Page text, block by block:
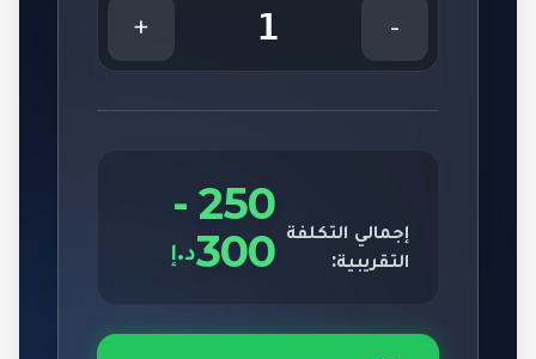
-
1
+
إجمالي التكلفة
التقريبية:
250
-
300د.إ